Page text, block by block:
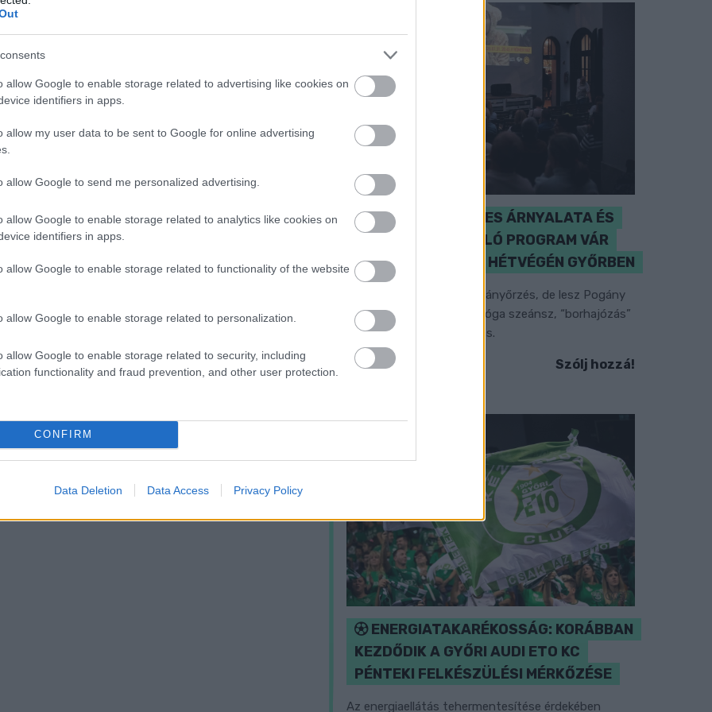
allow Google to enable storage related to advertising like cookies on
identifiers in apps.
allow my user data to be sent to Google for online advertising
allow Google to send me personalized advertising.
allow Google to enable storage related to analytics like cookies on
identifiers in apps.
allow Google to enable storage related to functionality of the website
allow Google to enable storage related to personalization.
allow Google to enable storage related to security, including
functionality and fraud prevention, and other user protection.
CONFIRM
Data Deletion Data Access Privacy Policy
A BAROKK ÖSSZES ÁRNYALATA ÉS
MÉG EGY SOR KIVÁLÓ PROGRAM VÁR
MINDENKIT EZEN A HÉTVÉGÉN GYŐRBEN
Középpontban a hagyományőrzés, de lesz Pogány
Induló és Majka koncert, jóga szeánsz, “borhajózás”
és egy csomó minden más.
Szólj hozzá!
ENERGIATAKARÉKOSSÁG: KORÁBBAN
KEZDŐDIK A GYŐRI AUDI ETO KC
PÉNTEKI FELKÉSZÜLÉSI MÉRKŐZÉSE
Az energiaellátás tehermentesítése érdekében